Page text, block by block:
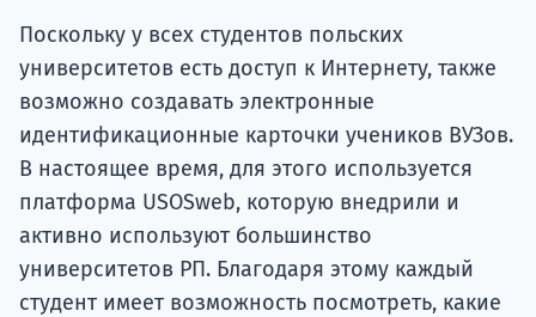
Поскольку у всех студентов польских
университетов есть доступ к Интернету, также
возможно создавать электронные
идентификационные карточки учеников ВУЗов.
В настоящее время, для этого используется
платформа USOSweb, которую внедрили и
активно используют большинство
университетов РП. Благодаря этому каждый
студент имеет возможность посмотреть, какие